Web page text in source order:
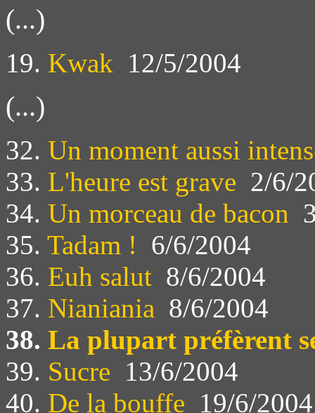
(...)
19. Kwak 12/5/2004
(...)
32. Un moment aussi
33. L'heure est grave 2/6/
34. Un morceau de bacon
35. Tadam ! 6/6/2004
36. Euh salut 8/6/2004
37. Nianiania 8/6/2004
38. La plupart préfèrent
39. Sucre 13/6/2004
40. De la bouffe 19/6/2004